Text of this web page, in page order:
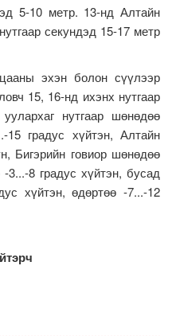
5-10 метр. 13-нд Алтайн
секундэд 15-17 метр
эхэн болон сүүлээр
15, 16-нд ихэнх нутгаар
нутгаар шөнөдөө
15 градус хүйтэн, Алтайн
Бигэрийн говиор шөнөдөө
3...-8 градус хүйтэн, бусад
хүйтэн, өдөртөө -7...-12